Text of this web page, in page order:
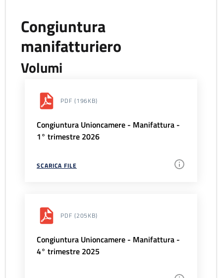
Congiuntura
manifatturiero
Volumi
PDF (196KB)
Congiuntura Unioncamere - Manifattura -
1° trimestre 2026
SCARICA FILE
PDF (205KB)
Congiuntura Unioncamere - Manifattura -
4° trimestre 2025